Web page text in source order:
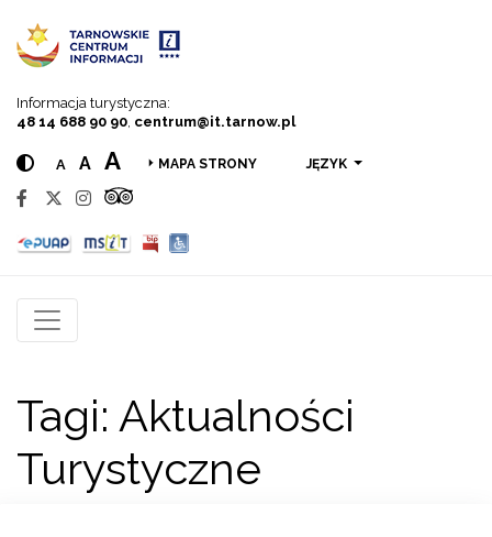
Informacja turystyczna:
48 14 688 90 90 centrum@it.tarnow.pl
A A A MAPA STRONY JĘZYK
Tagi: Aktualności
Turystyczne